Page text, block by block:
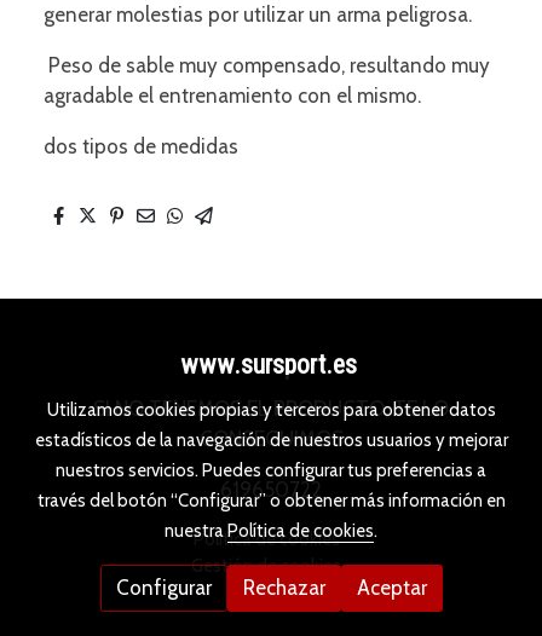
generar molestias por utilizar un arma peligrosa.
Peso de sable muy compensado, resultando muy
agradable el entrenamiento con el mismo.
dos tipos de medidas
www.sursport.es
SI NO TENEMOS EL PRODUCTO, TE LO
CONSEGUIMOS
619650722
Política de cookies
Gestión de cookies
Utilizamos cookies propias y terceros para obtener datos
estadísticos de la navegación de nuestros usuarios y mejorar
nuestros servicios. Puedes configurar tus preferencias a
través del botón “Configurar” o obtener más información en
nuestraPolítica de cookies.
Configurar Rechazar Aceptar